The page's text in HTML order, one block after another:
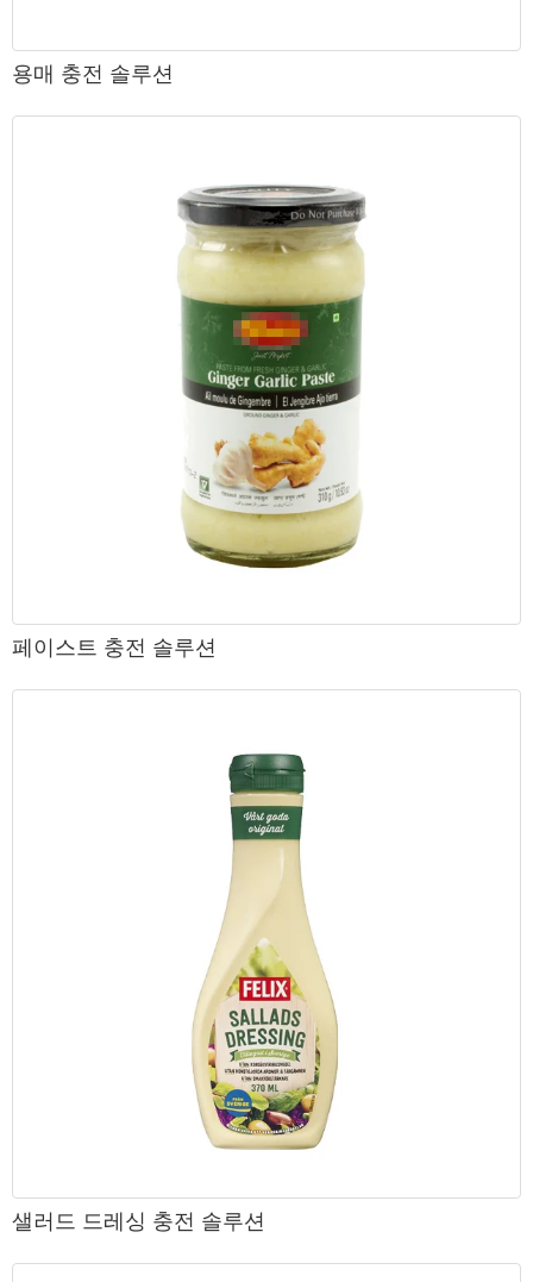
용매 충전 솔루션
페이스트 충전 솔루션
샐러드 드레싱 충전 솔루션